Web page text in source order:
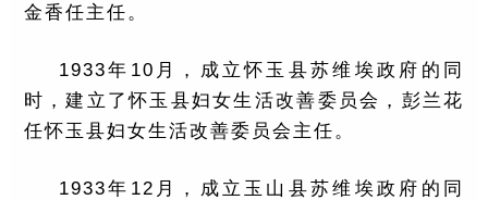
金香任主任。
1933年10月，成立怀玉县苏维埃政府的同
时，建立了怀玉县妇女生活改善委员会，彭兰花
任怀玉县妇女生活改善委员会主任。
1933年12月，成立玉山县苏维埃政府的同